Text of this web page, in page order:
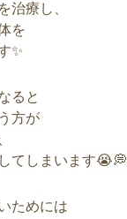
治療し、
を
✨
ると
方が
てしまいます😭💭
ためには